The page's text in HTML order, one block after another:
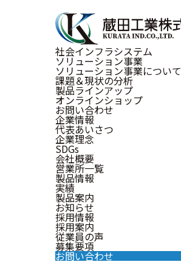
社会インフラシステム
ソリューション事業
ソリューション事業について
課題＆現状の分析
製品ラインアップ
オンラインショップ
お問い合わせ
企業情報
代表あいさつ
企業理念
SDGs
会社概要
営業所一覧
製品情報
実績
製品案内
お知らせ
採用情報
採用案内
従業員の声
募集要項
お問い合わせ